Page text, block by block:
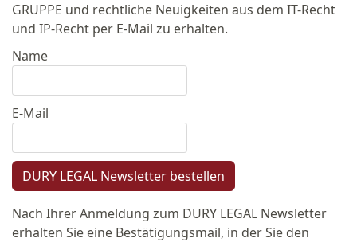
GRUPPE und rechtliche Neuigkeiten aus dem IT-Recht
und IP-Recht per E-Mail zu erhalten.
Name
E-Mail
DURY LEGAL Newsletter bestellen
Nach Ihrer Anmeldung zum DURY LEGAL Newsletter
erhalten Sie eine Bestätigungsmail, in der Sie den